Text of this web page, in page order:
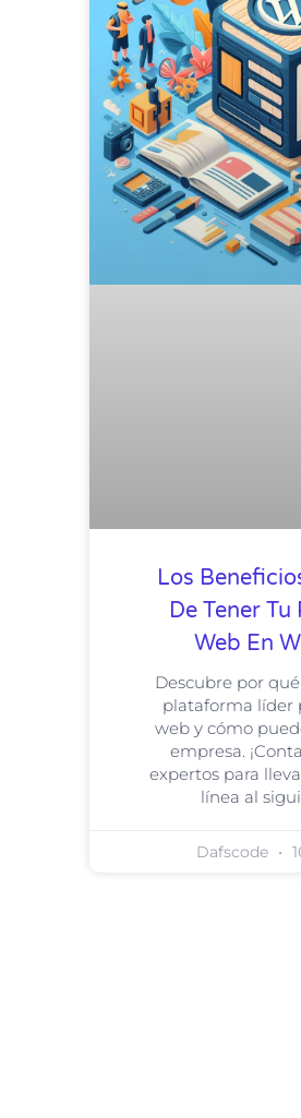
Los
De Tener
Web En
Descubre por
plataforma líder
web y cómo
empresa.
expertos para
línea al
Dafscode